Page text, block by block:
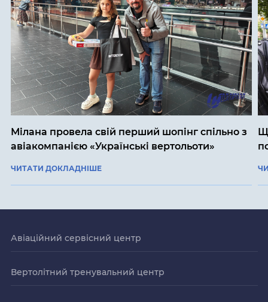
Мілана провела свій перший шопінг спільно з
авіакомпанією «Українські вертольоти»
ЧИТАТИ ДОКЛАДНІШЕ
Авіаційний сервісний центр
Вертолітний тренувальний центр